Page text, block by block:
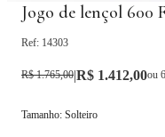
Jogo de lençol 600
Ref: 14303
R$ 1.765,00|R$ 1.412,00ou 6
Tamanho: Solteiro